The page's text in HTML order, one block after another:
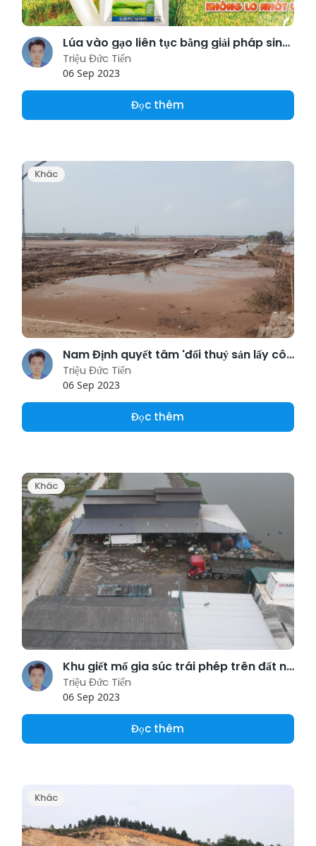
Lúa vào gạo liên tục bằng giải pháp sinh học Lacasoto 4SP
Triệu Đức Tiến
06 Sep 2023
Đọc thêm
Khác
Nam Định quyết tâm 'đổi thuỷ sản lấy công nghiệp' [Bài 4]: Biển đã bị xâm hại!
Triệu Đức Tiến
06 Sep 2023
Đọc thêm
Khác
Khu giết mổ gia súc trái phép trên đất nuôi trồng thủy sản: Lỗi tại ai?
Triệu Đức Tiến
06 Sep 2023
Đọc thêm
Khác